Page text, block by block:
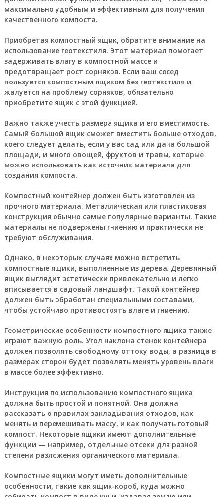
максимально удобным и эффективным для получения
качественного компоста.
Приобретая компостный ящик, обратите внимание на
использование геотекстиля. Этот материал помогает
задерживать влагу в компостной массе и
предотвращает рост сорняков. Если ваш сосед
пользуется компостным ящиком без геотекстиля и
жалуется на проблему сорняков, обязательно
приобретите ящик с этой функцией.
Важно также учесть размера ящика и его вместимость.
Самый большой ящик сможет вместить больше отходов,
коего следует делать, если у вас сад или дача большой
площади, и много овощей, фруктов и травы, которые
можно использовать как источник материала для
создания компоста.
Компостный контейнер должен быть изготовлен из
прочного материала. Металлическая или пластиковая
конструкция обычно самые популярные варианты. Такие
материалы не подвержены гниению и практически не
требуют обслуживания.
Однако, в некоторых случаях можно встретить
компостные ящики, выполненные из дерева. Деревянный
ящик выглядит эстетически привлекательно и легко
вписывается в садовый ландшафт. Такой контейнер
должен быть обработан специальными составами,
чтобы устойчиво противостоять влаге и гниению.
Геометрические особенности компостного ящика также
играют важную роль. Угол наклона стенок контейнера
должен позволять свободному оттоку воды, а разница в
размерах сторон будет позволять менять уровень влаги
в массе более эффективно.
Инструкция по использованию компостного ящика
должна быть простой и понятной. Она должна
рассказать о правилах закладывания отходов, как
менять и перемешивать массу, и как получать готовый
компост. Некоторые ящики имеют дополнительные
функции — например, отдельные отсеки для разной
степени разложения органического материала.
Компостные ящики могут иметь дополнительные
особенности, такие как ящик-короб, куда можно